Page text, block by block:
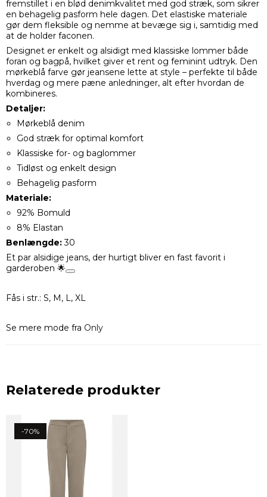
fremstillet i en blød denimkvalitet med god stræk, som sikrer
en behagelig pasform hele dagen. Det elastiske materiale
gør dem fleksible og nemme at bevæge sig i, samtidig med
at de holder faconen.
Designet er enkelt og alsidigt med klassiske lommer både
foran og bagpå, hvilket giver et rent og feminint udtryk. Den
mørkeblå farve gør jeansene lette at style – perfekte til både
hverdag og mere pæne anledninger, alt efter hvordan de
kombineres.
Detaljer:
Mørkeblå denim
God stræk for optimal komfort
Klassiske for- og baglommer
Tidløst og enkelt design
Behagelig pasform
Materiale:
92% Bomuld
8% Elastan
Benlængde:30
Et par alsidige jeans, der hurtigt bliver en fast favorit i
garderoben 🌟
Fås i str.: S, M, L, XL
Se mere mode fra Only
Relaterede produkter
-70%